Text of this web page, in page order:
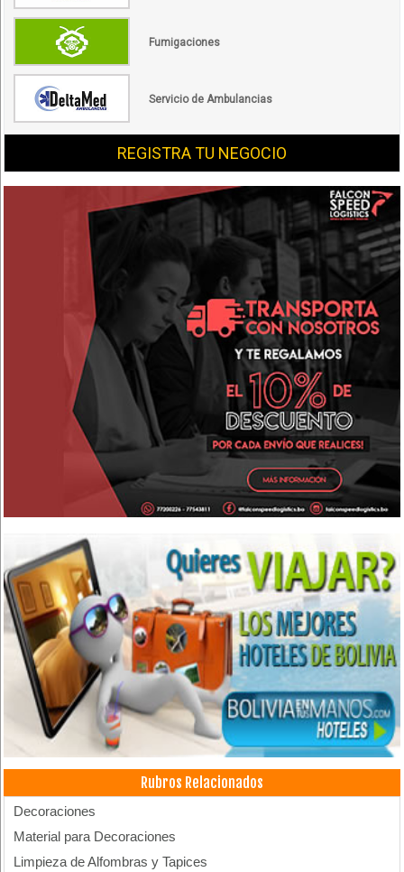
Fumigaciones
Servicio de Ambulancias
REGISTRA TU NEGOCIO
Rubros Relacionados
Decoraciones
Material para Decoraciones
Limpieza de Alfombras y Tapices